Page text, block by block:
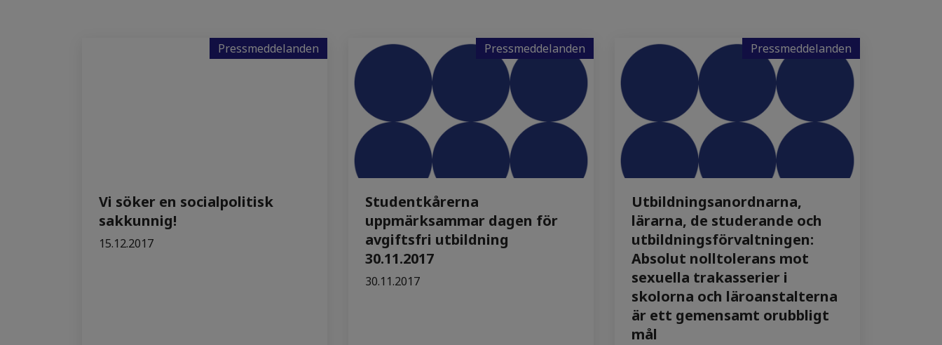
Pressmeddelanden
Vi söker en socialpolitisk
sakkunnig!
15.12.2017
Pressmeddelanden
Studentkårerna
uppmärksammar dagen för
avgiftsfri utbildning
30.11.2017
30.11.2017
Pressmeddelanden
Utbildningsanordnarna,
lärarna, de studerande och
utbildningsförvaltningen:
Absolut nolltolerans mot
sexuella trakasserier i
skolorna och läroanstalterna
är ett gemensamt orubbligt
mål